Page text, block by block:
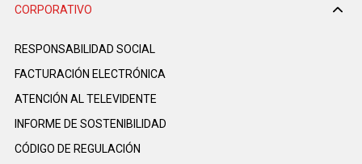
CORPORATIVO
RESPONSABILIDAD SOCIAL
FACTURACIÓN ELECTRÓNICA
ATENCIÓN AL TELEVIDENTE
INFORME DE SOSTENIBILIDAD
CÓDIGO DE REGULACIÓN